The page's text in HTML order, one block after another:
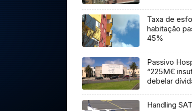
Taxa de
habitação
45%
Passivo
“225M€
debelar
Handling